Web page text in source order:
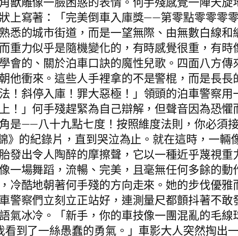
上寫著：「完美倒車入庫獎——第零點零零零
悉的城市街道，而是一望無際、由無數白線
重力似乎是隨機變化的，有時感覺很重，有
會的、關於泊車口訣的魔性兒歌。四面八方
他衝來。這些人手裡拿的不是警棍，而是長
！斜停入庫！罪大惡極！」領頭的泊車警察
！」何手殘趕緊為自己辯解，但聲音因為恐
是——八十九點七度！按照維度法則，你必須
》的紀錄片，直到哭泣為止。就在這時，一
發出令人陶醉的摩擦聲，它以一種近乎蔑視
一場舞蹈，流暢、完美，且毫無任何多餘的
冷酷地朝著何手殘的方向走來。她的步伐優
警察們立刻立正站好，連測量尺都顫抖著不
氣冰冷。「新手，你的車技像一團混亂的毛
到了一絲愚蠢的勇氣。」車影大人突然掏出